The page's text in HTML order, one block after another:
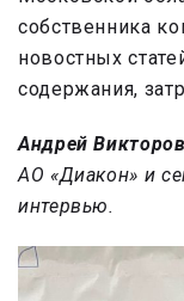
собственника
новостных
содержания,
Андрей
АО «Диакон» и
интервью.